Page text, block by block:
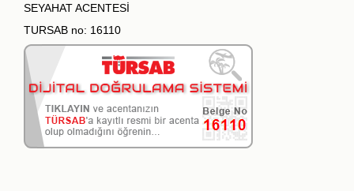
SEYAHAT ACENTESİ
TURSAB no: 16110